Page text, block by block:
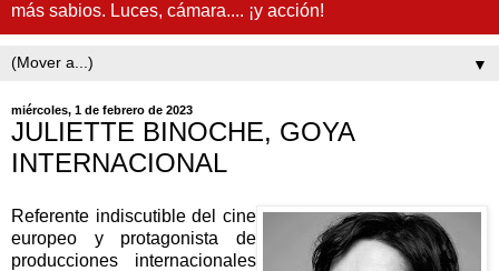
más sabios. Luces, cámara.... ¡y acción!
▼
miércoles, 1 de febrero de 2023
JULIETTE BINOCHE, GOYA
INTERNACIONAL
Referente indiscutible del cine
europeo y protagonista de
producciones internacionales